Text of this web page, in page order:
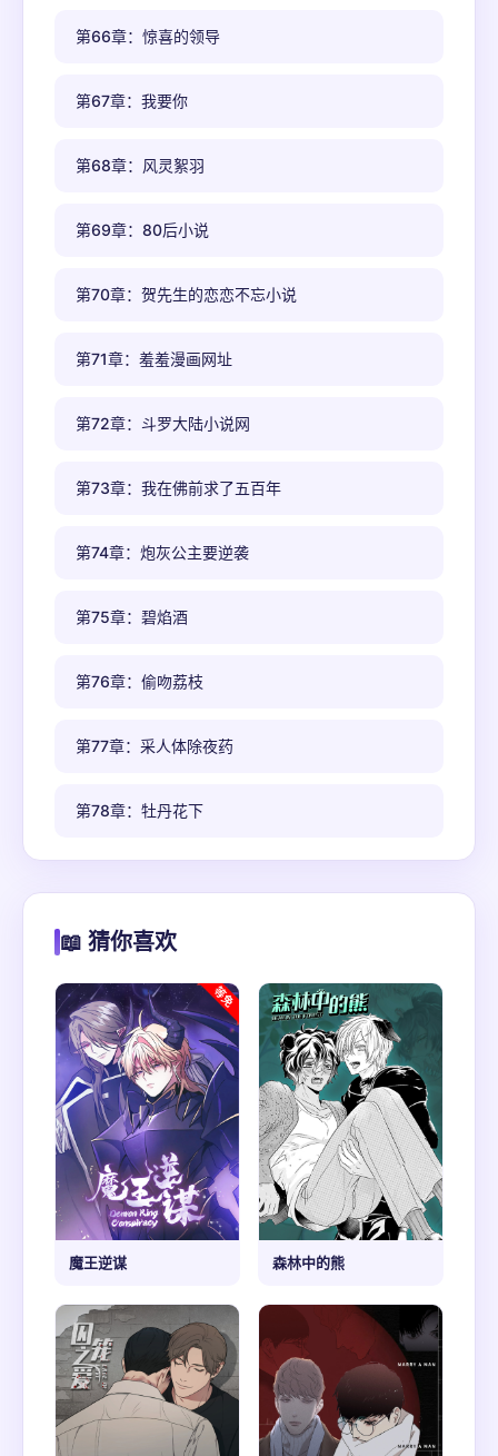
第66章：惊喜的领导
第67章：我要你
第68章：风灵絮羽
第69章：80后小说
第70章：贺先生的恋恋不忘小说
第71章：羞羞漫画网址
第72章：斗罗大陆小说网
第73章：我在佛前求了五百年
第74章：炮灰公主要逆袭
第75章：碧焰酒
第76章：偷吻荔枝
第77章：采人体除夜药
第78章：牡丹花下
📖 猜你喜欢
魔王逆谋 森林中的熊